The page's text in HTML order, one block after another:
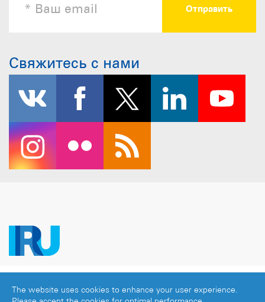
Свяжитесь с нами
Официальное уведомление
|Политика
The website uses cookies to enhance your user experience.